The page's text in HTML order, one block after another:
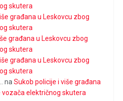
skutera
građana u Leskovcu zbog
skutera
građana u Leskovcu zbog
skutera
građana u Leskovcu zbog
skutera
na Sukob policije i više građana
električnog skutera